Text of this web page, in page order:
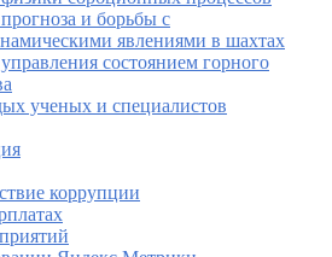
и борьбы с
явлениями в шахтах
состоянием горного
ученых и специалистов
коррупции